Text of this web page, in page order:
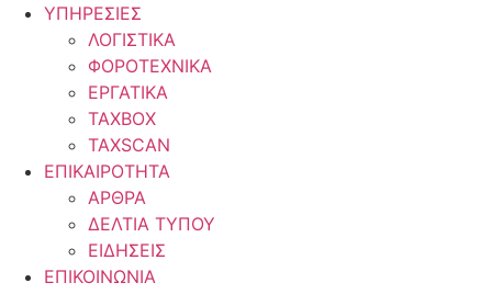
ΥΠΗΡΕΣΙΕΣ
ΛΟΓΙΣΤΙΚΑ
ΦΟΡΟΤΕΧΝΙΚΑ
ΕΡΓΑΤΙΚΑ
TAXBOX
TAXSCAN
ΕΠΙΚΑΙΡΟΤΗΤΑ
ΑΡΘΡΑ
ΔΕΛΤΙΑ ΤΥΠΟΥ
ΕΙΔΗΣΕΙΣ
ΕΠΙΚΟΙΝΩΝΙΑ